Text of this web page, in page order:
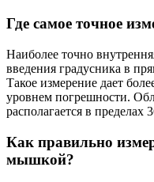
Где самое точное
Наиболее точно
введения градусника в
Такое измерение дает
уровнем погрешности.
располагается в пределах
Как правильно
мышкой?